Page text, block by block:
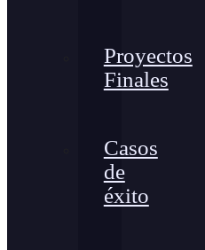
Proyectos
Finales
Casos
de
éxito